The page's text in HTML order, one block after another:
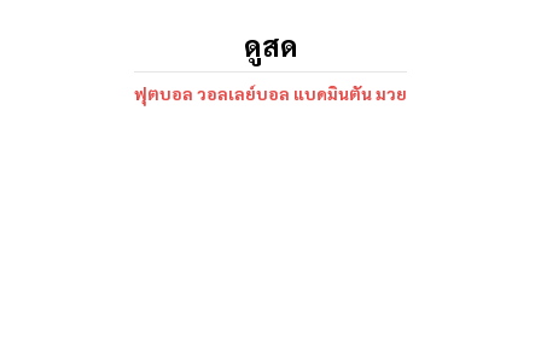
ดูสด
ฟุตบอล วอลเลย์บอล แบดมินตัน มวย